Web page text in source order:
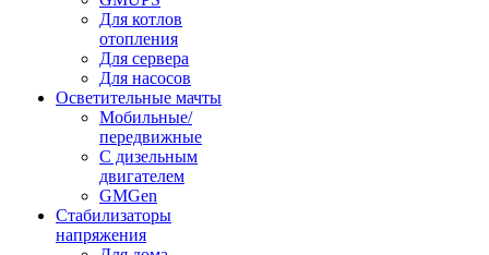
Для котлов
отопления
Для сервера
Для насосов
Осветительные мачты
Мобильные/
передвижные
С дизельным
двигателем
GMGen
Стабилизаторы
напряжения